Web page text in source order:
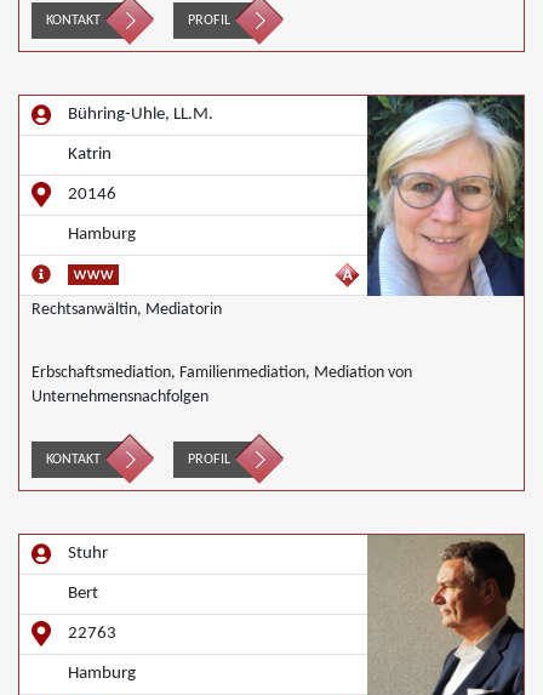
KONTAKT PROFIL
Bühring-Uhle, LL.M.
Katrin
20146
Hamburg
Rechtsanwältin, Mediatorin
Erbschaftsmediation, Familienmediation, Mediation von
Unternehmensnachfolgen
KONTAKT PROFIL
Stuhr
Bert
22763
Hamburg